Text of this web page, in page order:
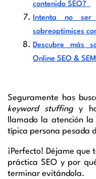
contenido SEO?
Intenta no
sobreoptimices
Descubre más
Online SEO &
Seguramente has
keyword stuffingy
llamado la atención
típica persona pesada
¡Perfecto! Déjame que
práctica SEO y por
terminar evitándola.